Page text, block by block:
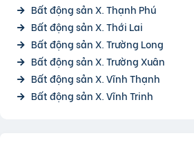
Bất động sản X. Thạnh Phú
Bất động sản X. Thới Lai
Bất động sản X. Trường Long
Bất động sản X. Trường Xuân
Bất động sản X. Vĩnh Thạnh
Bất động sản X. Vĩnh Trinh